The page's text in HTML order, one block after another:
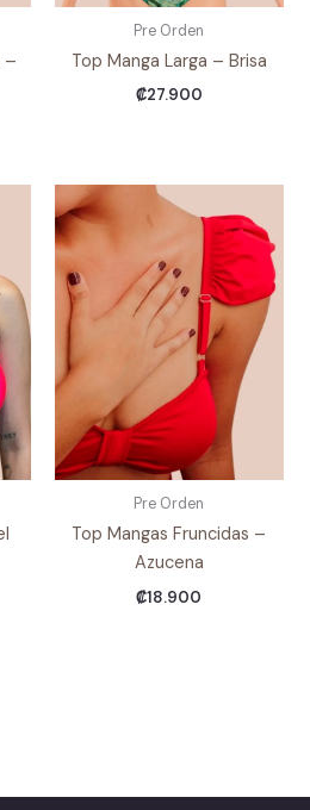
–
Pre Orden
Top Manga Larga – Brisa
₡27.900
Pre Orden
Top Mangas Fruncidas –
Azucena
₡18.900